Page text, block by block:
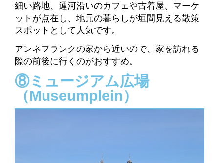
細い路地、運河沿いのカフェや古着屋、マーケ
ットが点在し、地元の暮らしが垣間見える散策
スポットとして人気です。
アンネフランクの家から近いので、家を訪れる
際の前後に行くのがおすすめ。
⑧ミュージアム広場
（Museumplein）